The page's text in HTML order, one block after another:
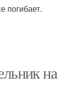
погибает.
на